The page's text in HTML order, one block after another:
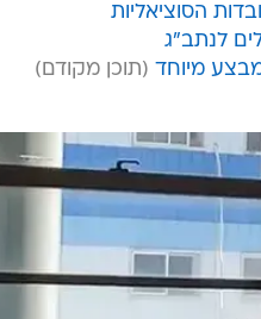
הסוציאליות
לנתב"ג
מיוחד